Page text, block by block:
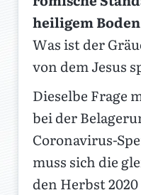
heiligem
Was ist der
von dem Jesus
Dieselbe Frage
bei der
Coronavirus-
muss sich die
den Herbst